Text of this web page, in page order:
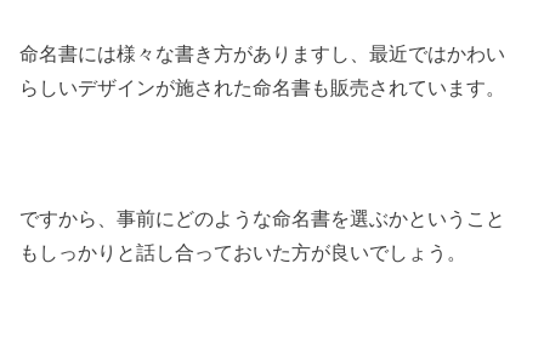
命名書には様々な書き方がありますし、最近ではかわい
らしいデザインが施された命名書も販売されています。
ですから、事前にどのような命名書を選ぶかということ
もしっかりと話し合っておいた方が良いでしょう。